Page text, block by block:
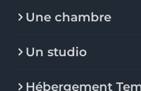
Une chambre
Un studio
Hébergement